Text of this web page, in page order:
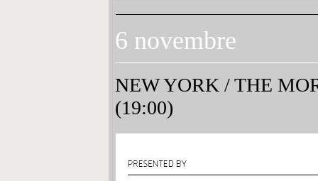
6 novembre
NEW YORK /THE
(19:00)